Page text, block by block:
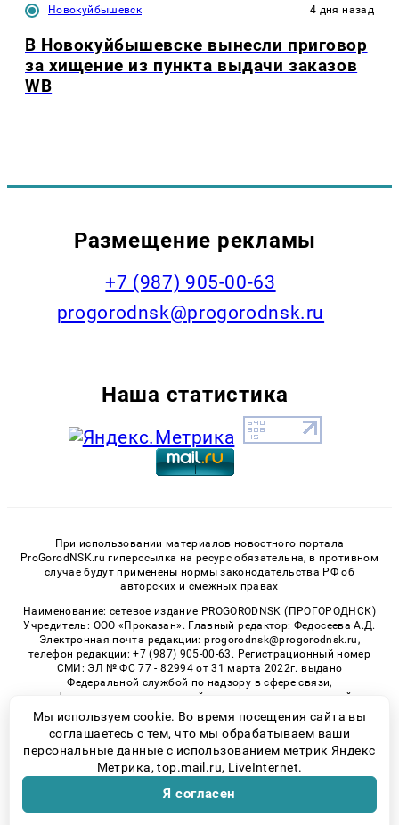
Новокуйбышевск 4 дня назад
В Новокуйбышевске вынесли приговор
за хищение из пункта выдачи заказов
WB
Размещение рекламы
+7 (987) 905-00-63
progorodnsk@progorodnsk.ru
Наша статистика
При использовании материалов новостного портала
ProGorodNSK.ru гиперссылка на ресурс обязательна, в противном
случае будут применены нормы законодательства РФ об
авторских и смежных правах
Наименование: сетевое издание PROGORODNSK (ПРОГОРОДНСК)
Учредитель: ООО «Проказан». Главный редактор: Федосеева А.Д.
Электронная почта редакции: progorodnsk@progorodnsk.ru,
телефон редакции: +7 (987) 905-00-63. Регистрационный номер
СМИ: ЭЛ № ФС 77 - 82994 от 31 марта 2022г. выдано
Федеральной службой по надзору в сфере связи,
информационных технологий и массовых коммуникаций.
Возрастная категория сайта 16+.
© 2026 «progorodnsk» | Все права защищены
Возрастная категория сайта 16+
Политика конфиденциальности
Мы используем cookie. Во время посещения сайта вы
соглашаетесь с тем, что мы обрабатываем ваши
персональные данные с использованием метрик Яндекс
Метрика, top.mail.ru, LiveInternet.
Я согласен